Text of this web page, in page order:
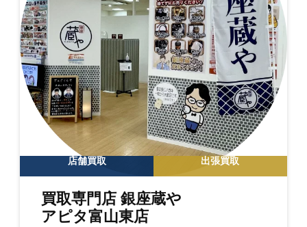
店舗買取 出張買取
買取専門店 銀座蔵や
アピタ富山東店